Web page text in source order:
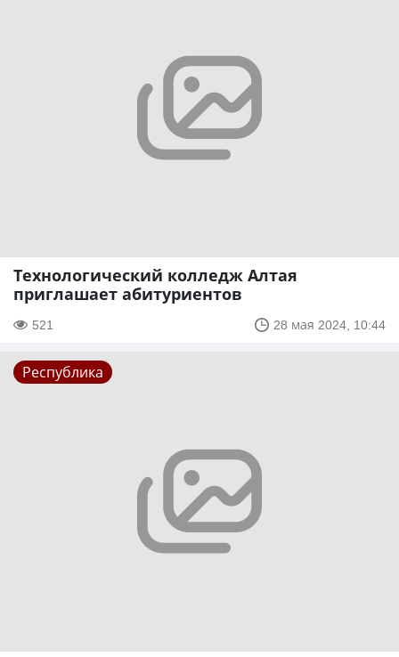
Технологический колледж Алтая
приглашает абитуриентов
521 28 мая 2024, 10:44
Республика